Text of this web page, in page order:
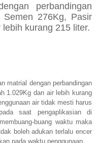
perbandingan
276Kg, Pasir
kurang 215 liter.
matrial dengan perbandingan
1.029Kg dan air lebih kurang
air tidak mesti harus
saat pengaplikasian di
buang waktu maka
boleh adukan terlalu encer
pada waktu penggunaan.